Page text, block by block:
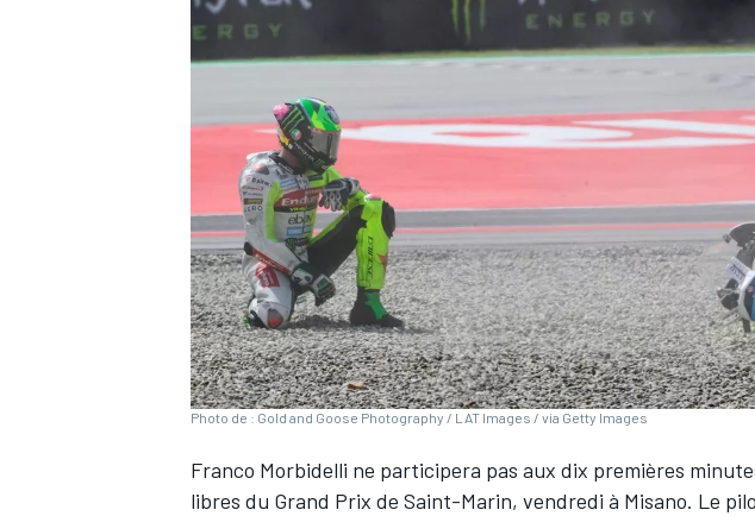
Photo de : Gold and Goose Photography / LAT Images / via Getty Images
Franco Morbidelli ne participera pas aux dix premières
libres du Grand Prix de Saint-Marin, vendredi à Misano. Le